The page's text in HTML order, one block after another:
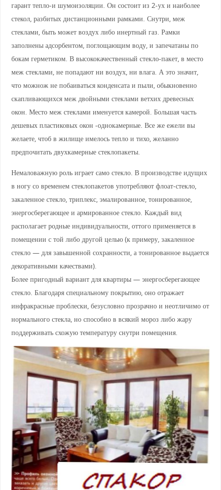
гарант тепло-и шумоизоляции. Он состоит из 2-ух и наиболее
стекол, разбитых дистанционными рамками. Снутри, меж
стеклами, быть может воздух либо инертный газ. Рамки
заполнены адсорбентом, поглощающим воду, и запечатаны по
бокам герметиком. В высококачественный стекло-пакет, в место
меж стеклами, не попадают ни воздух, ни влага. А это значит,
что можнож не побаиваться конденсата и пыли, обыкновенно
скапливающихся меж двойными стеклами ветхих древесных
окон. Место меж стеклами именуется камерой. Большая часть
дешевых пластиковых окон -однокамерные. Все же ежели вы
желаете, чтоб в жилище имелось тепло и тихо, желанно
предпочитать двухкамерные стеклопакеты.
Немаловажную роль играет само стекло. В производстве идущих
в ногу со временем стеклопакетов употребляют флоат-стекло,
закаленное стекло, триплекс, эмалированное, тонированное,
энергосберегающее и армированное стекло. Каждый вид
располагает родные индивидуальности, оттого применяется в
помещении с той либо другой целью (к примеру, закаленное
стекло — для завышенной сохранности, а тонированное выдается
декоративными качествами).
Более пригодный вариант для квартиры — энергосберегающее
стекло. Благодаря специальному покрытию, оно отражает
инфракрасные проблески, безусловно прозрачно и неотличимо от
нормального стекла, но способно в всякий мороз либо жару
поддерживать схожую температуру снутри помещения.